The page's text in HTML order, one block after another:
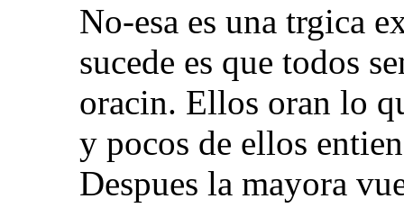
No-esa es una trgica
sucede es que todos
oracin. Ellos oran lo
y pocos de ellos
Despues la mayora